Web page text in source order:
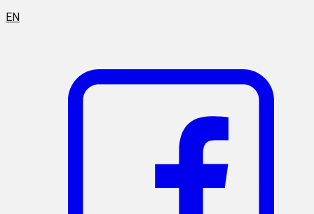
EN